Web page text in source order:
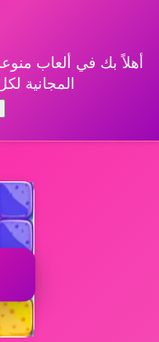
أهلاً بك في ألعاب
المجانية